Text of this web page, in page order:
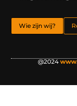
Wie zijn wij?
@2024